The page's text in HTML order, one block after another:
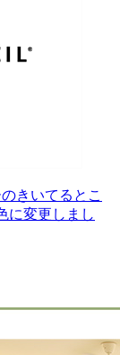
きいてるとこ
に変更しまし